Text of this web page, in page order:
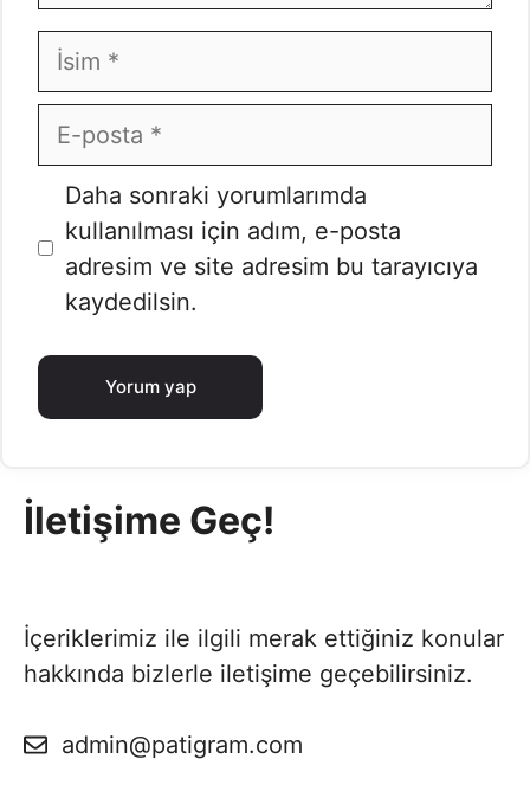
İsim
E-
posta
İnternet
sitesi
Daha sonraki yorumlarımda
kullanılması için adım, e-posta
adresim ve site adresim bu tarayıcıya
kaydedilsin.
İletişime Geç!
İçeriklerimiz ile ilgili merak ettiğiniz konular
hakkında bizlerle iletişime geçebilirsiniz.
admin@patigram.com